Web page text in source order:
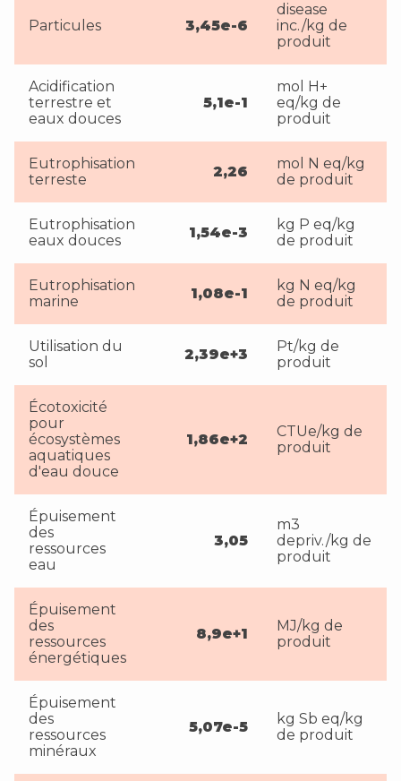
Particules 3,45e-6
disease
inc./kg de
produit
Acidification
terrestre et
eaux douces
5,1e-1
mol H+
eq/kg de
produit
Eutrophisation
terreste
2,26
mol N eq/kg
de produit
Eutrophisation
eaux douces
1,54e-3
kg P eq/kg
de produit
Eutrophisation
marine
1,08e-1
kg N eq/kg
de produit
Utilisation du
sol
2,39e+3
Pt/kg de
produit
Écotoxicité
pour
écosystèmes
aquatiques
d'eau douce
1,86e+2
CTUe/kg de
produit
Épuisement
des
ressources
eau
3,05
m3
depriv./kg de
produit
Épuisement
des
ressources
énergétiques
8,9e+1
MJ/kg de
produit
Épuisement
des
ressources
minéraux
5,07e-5
kg Sb eq/kg
de produit